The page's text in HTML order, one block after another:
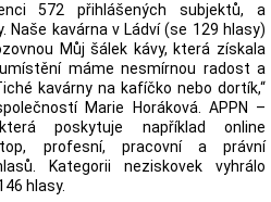
572 přihlášených subjektů, a
Naše kavárna v Ládví (se 129 hlasy)
Můj šálek kávy, která získala
máme nesmírnou radost a
kavárny na kafíčko nebo dortík,“
Marie Horáková. APPN –
poskytuje například online
profesní, pracovní a právní
Kategorii neziskovek vyhrálo
hlasy.